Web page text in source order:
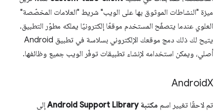
ميزة "النشاطات الموثوق بها على الويب" شريط "العلامات المخصّصة"
العلوي عندما يتصفّح المستخدم موقعًا إلكترونيًا يملكه مطوّر التطبيق.
يتيح لك ذلك دمج موقعك الإلكتروني بسلاسة في تطبيق Android
أصلي، ويمكن استخدامه لإنشاء تطبيقات توفّر الويب جميع وظائفها.
AndroidX
تم لاحقًا تغيير اسم مكتبة Android Support Library
إلى